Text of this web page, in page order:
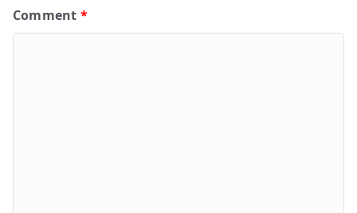
Comment *